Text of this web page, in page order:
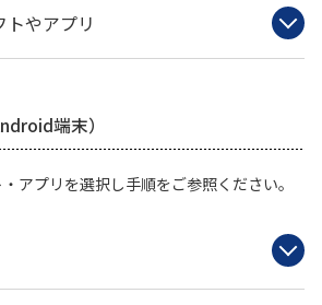
トやアプリ
端末）
アプリを選択し手順をご参照ください。